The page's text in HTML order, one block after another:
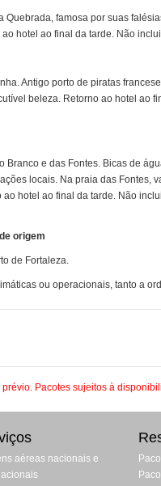
famosa por suas
hotel ao final da tarde. Não
Antigo porto de piratas
beleza. Retorno ao hotel ao
Branco e das Fontes. Bicas de
locais. Na praia das Fontes,
hotel ao final da tarde. Não
origem
de Fortaleza.
ou operacionais, tanto a
Pacotes sujeitos à
aéreas nacionais e